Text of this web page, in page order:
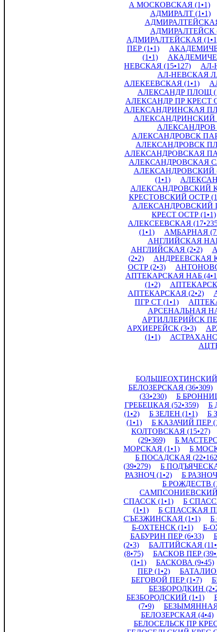
А МОСКОВСКАЯ (1•1)
АДМИРАЛТ (1•1)
АДМИРАЛТЕЙСКАЯ
АДМИРАЛТЕЙСК
АДМИРАЛТЕЙСКАЯ
ПЕР (1•1)
(1•1)
НЕВСКАЯ (15•127)
АЛ-
АЛ-НЕВСКАЯ
АЛЕКЕЕВСКАЯ (1•1)
АЛЕКСАНДР ПЛОЩ
АЛЕКСАНДР ПР КРЕСТ
АЛЕКСАНДРИНСКАЯ ПЛ
АЛЕКСАНДРИНСКИЙ
АЛЕКСАНДРОВ
АЛЕКСАНДРОВСК
АЛЕКСАНДРОВСК ПЛ
АЛЕКСАНДРОВСКАЯ
АЛЕКСАНДРОВСКАЯ
АЛЕКСАНДРОВСКИЙ
(1•1)
АЛЕКСАНДРОВСКИЙ
КРЕСТОВСКИЙ ОСТР
АЛЕКСАНДРОВСКИЙ
КРЕСТ ОСТР (1•1)
АЛЕКСЕЕВСКАЯ
(1•1)
АМБАРНАЯ
АНГЛИЙСКАЯ НАБ
АНГЛИЙСКАЯ (2•2)
(2•2)
АНДРЕЕВСКАЯ
ОСТР (2•3)
АПТЕКАРСКАЯ НАБ
(1•2)
АПТЕКАРСК
АПТЕКАРСКАЯ (2•2)
ПГР СТ (1•1)
АРСЕНАЛЬНАЯ
АРТИЛЛЕРИЙСК
АРХИЕРЕЙСК (3•3)
(1•1)
БОЛЬШЕОХТИНСКИЙ
БЕЛОЗЕРСКАЯ (36•309)
(33•230)
Б
ГРЕБЕЦКАЯ (52•359)
Б
(1•2)
Б ЗЕЛЕН (1•1)
Б
(1•1)
Б КАЗАЧИЙ ПЕР
КОЛТОВСКАЯ (15•27)
(29•369)
Б
МОРСКАЯ (1•1)
Б
Б ПОСАДСКАЯ
(39•279)
Б
РАЗНОЧ (1•2)
Б
Б РОЖДЕСТВ
САМПСОНИЕВСКИЙ
СПАССК (1•1)
Б
(1•1)
Б СПАССКАЯ
СЪЕЗЖИНСКАЯ (1•1)
Б
Б-ОХТЕНСК (1•1)
Б-
БАБУРИН ПЕР (6•33)
(2•3)
БАЛТИЙСКАЯ
(8•75)
БАСКОВ ПЕР
(1•1)
БАСКОВА (9•45)
ПЕР (1•2)
БЕГОВОЙ ПЕР (1•7)
БЕЗБОРОДКИН
БЕЗБОРОДСКИЙ (1•1)
(7•9)
БЕЗЫМЯННАЯ
БЕЛОЗЕРСКАЯ (4•4)
БЕЛОСЕЛЬСК ПР